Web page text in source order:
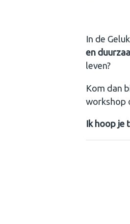
In de
en
leven?
Kom dan
workshop
Ik hoop je